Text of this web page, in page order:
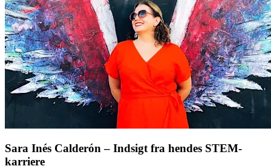
Sara Inés Calderón – Indsigt fra hendes STEM-
karriere